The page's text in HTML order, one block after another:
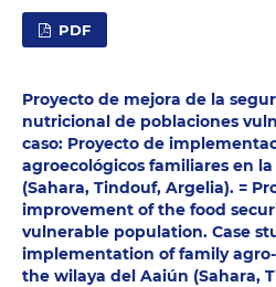
PDF
Proyecto de mejora de la
nutricional de poblaciones
caso: Proyecto de
agroecológicos familiares en
(Sahara, Tindouf, Argelia). =
improvement of the food
vulnerable population. Case
implementation of family
the wilaya del Aaiún (Sahara,